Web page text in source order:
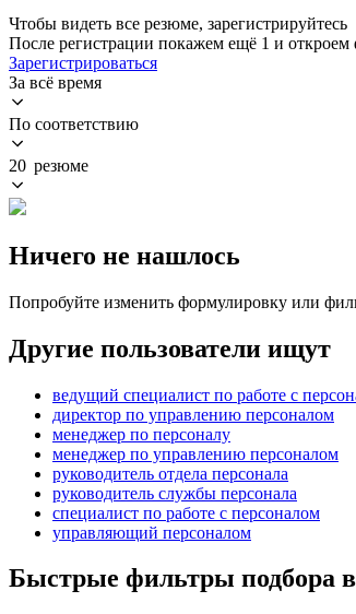
Чтобы видеть все резюме, зарегистрируйтесь
После регистрации покажем ещё 1 и откроем
Зарегистрироваться
За всё время
По соответствию
20 резюме
Ничего не нашлось
Попробуйте изменить формулировку или
Другие пользователи ищут
ведущий специалист по работе с
директор по управлению персоналом
менеджер по персоналу
менеджер по управлению персоналом
руководитель отдела персонала
руководитель службы персонала
специалист по работе с персоналом
управляющий персоналом
Быстрые фильтры подбора